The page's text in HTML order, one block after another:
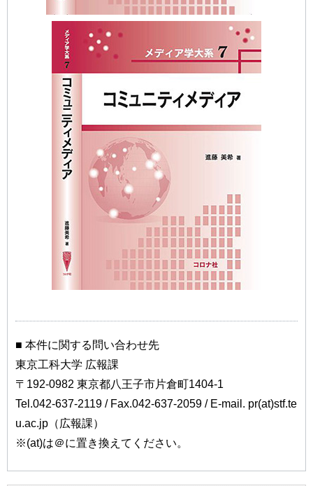
■ 本件に関する問い合わせ先
東京工科大学 広報課
〒192-0982 東京都八王子市片倉町1404-1
Tel.042-637-2119 / Fax.042-637-2059 / E-mail. pr(at)stf.te
u.ac.jp（広報課）
※(at)は＠に置き換えてください。